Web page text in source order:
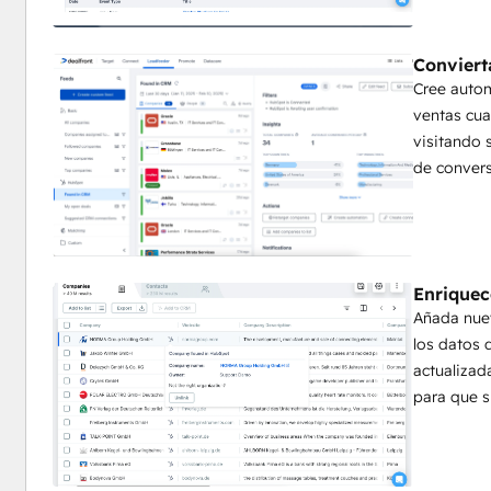
Cree
ventas
visitando
de
Añada
los datos
para que